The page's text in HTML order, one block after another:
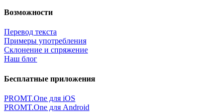
Возможности
Перевод текста
Примеры употребления
Склонение и спряжение
Наш блог
Бесплатные приложения
PROMT.One для iOS
PROMT.One для Android